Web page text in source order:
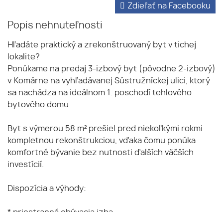
Popis nehnuteľnosti
Zdieľať na Facebooku
Hľadáte praktický a zrekonštruovaný byt v tichej
lokalite?
Ponúkame na predaj 3-izbový byt (pôvodne 2-izbový)
v Komárne na vyhľadávanej Sústružníckej ulici, ktorý
sa nachádza na ideálnom 1. poschodí tehlového
bytového domu.
Byt s výmerou 58 m² prešiel pred niekoľkými rokmi
kompletnou rekonštrukciou, vďaka čomu ponúka
komfortné bývanie bez nutnosti ďalších väčších
investícií.
Dispozícia a výhody: